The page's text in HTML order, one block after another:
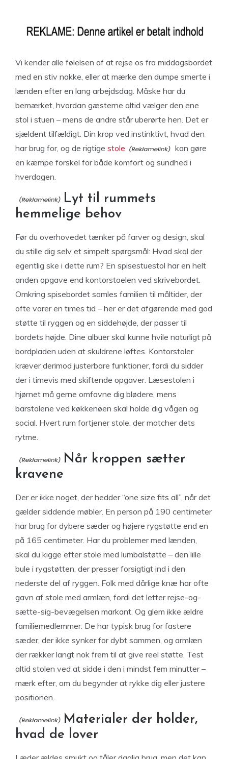
Vi kender alle følelsen af at rejse os fra middagsbordet
med en stiv nakke, eller at mærke den dumpe smerte i
lænden efter en lang arbejdsdag. Måske har du
bemærket, hvordan gæsterne altid vælger den ene
stol i stuen – mens de andre står uberørte hen. Det er
sjældent tilfældigt. Din krop ved instinktivt, hvad den
har brug for, og de rigtige stole
kan gøre
en kæmpe forskel for både komfort og sundhed i
hverdagen.
Lyt til rummets
hemmelige behov
Før du overhovedet tænker på farver og design, skal
du stille dig selv et simpelt spørgsmål: Hvad skal der
egentlig ske i dette rum? En spisestuestol har en helt
anden opgave end kontorstoelen ved skrivebordet.
Omkring spisebordet samles familien til måltider, der
ofte varer en times tid – her er det afgørende med god
støtte til ryggen og en siddehøjde, der passer til
bordets højde. Dine albuer skal kunne hvile naturligt på
bordpladen uden at skuldrene løftes. Kontorstoler
kræver derimod justerbare funktioner, fordi du sidder
der i timevis med skiftende opgaver. Læsestolen i
hjørnet må gerne omfavne dig blødere, mens
barstolene ved køkkenøen skal holde dig vågen og
social. Hvert rum fortjener stole, der matcher dets
rytme.
Når kroppen sætter
kravene
Der er ikke noget, der hedder “one size fits all”, når det
gælder siddende møbler. En person på 190 centimeter
har brug for dybere sæder og højere rygstøtte end en
på 165 centimeter. Har du problemer med lænden,
skal du kigge efter stole med lumbalstøtte – den lille
bule i rygstøtten, der presser forsigtigt ind i den
nederste del af ryggen. Folk med dårlige knæ har ofte
gavn af stole med armlæn, fordi det letter rejse-og-
sætte-sig-bevægelsen markant. Og glem ikke ældre
familiemedlemmer: De har typisk brug for fastere
sæder, der ikke synker for dybt sammen, og armlæn
der rækker langt nok frem til at give reel støtte. Test
altid stolen ved at sidde i den i mindst fem minutter –
mærk efter, om du begynder at rykke dig eller justere
positionen.
Materialer der holder,
hvad de lover